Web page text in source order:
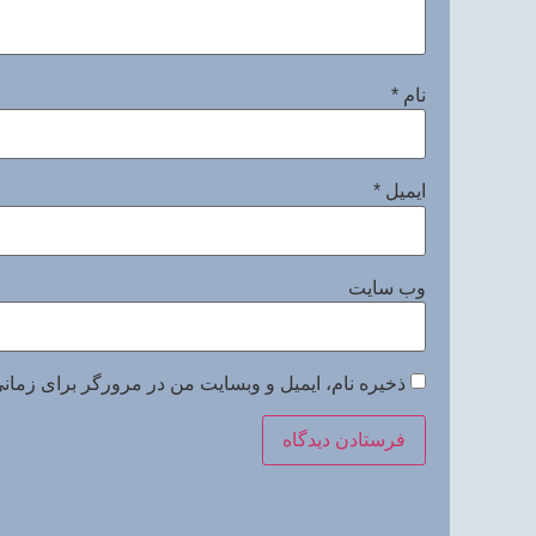
نام *
ایمیل *
وب‌ سایت
ذخیره نام، ایمیل و وبسایت من در مرورگر برای